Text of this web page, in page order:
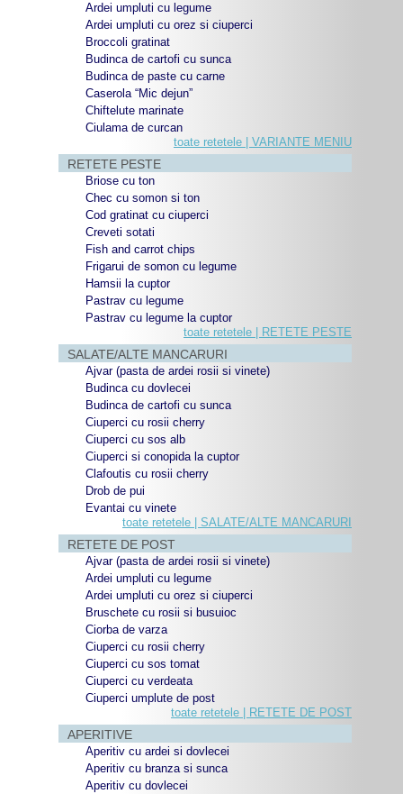
Ardei umpluti cu legume
Ardei umpluti cu orez si ciuperci
Broccoli gratinat
Budinca de cartofi cu sunca
Budinca de paste cu carne
Caserola “Mic dejun”
Chiftelute marinate
Ciulama de curcan
toate retetele | VARIANTE MENIU
RETETE PESTE
Briose cu ton
Chec cu somon si ton
Cod gratinat cu ciuperci
Creveti sotati
Fish and carrot chips
Frigarui de somon cu legume
Hamsii la cuptor
Pastrav cu legume
Pastrav cu legume la cuptor
toate retetele | RETETE PESTE
SALATE/ALTE MANCARURI
Ajvar (pasta de ardei rosii si vinete)
Budinca cu dovlecei
Budinca de cartofi cu sunca
Ciuperci cu rosii cherry
Ciuperci cu sos alb
Ciuperci si conopida la cuptor
Clafoutis cu rosii cherry
Drob de pui
Evantai cu vinete
toate retetele | SALATE/ALTE MANCARURI
RETETE DE POST
Ajvar (pasta de ardei rosii si vinete)
Ardei umpluti cu legume
Ardei umpluti cu orez si ciuperci
Bruschete cu rosii si busuioc
Ciorba de varza
Ciuperci cu rosii cherry
Ciuperci cu sos tomat
Ciuperci cu verdeata
Ciuperci umplute de post
toate retetele | RETETE DE POST
APERITIVE
Aperitiv cu ardei si dovlecei
Aperitiv cu branza si sunca
Aperitiv cu dovlecei